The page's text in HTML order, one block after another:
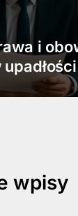
i
wpisy